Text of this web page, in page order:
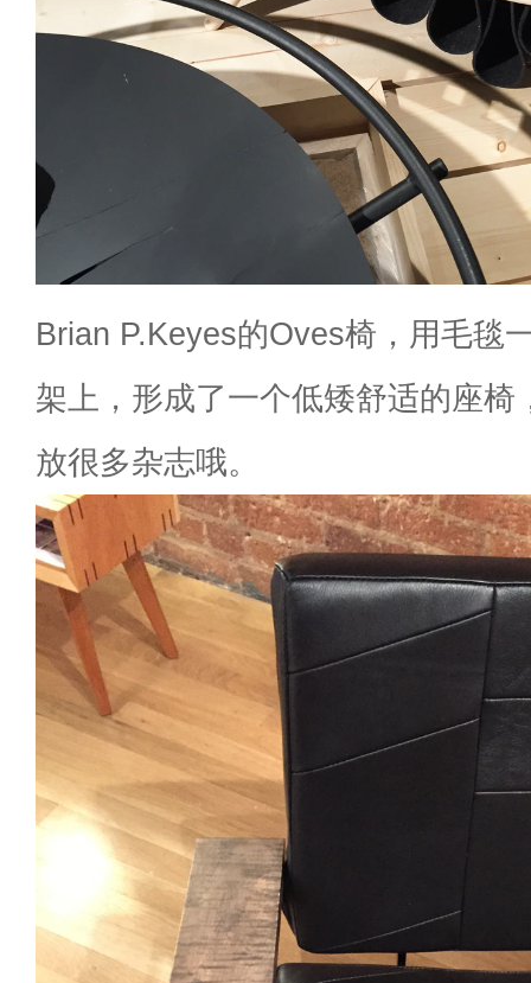
Brian P.Keyes的Oves椅，用毛毯
架上，形成了一个低矮舒适的座椅
放很多杂志哦。